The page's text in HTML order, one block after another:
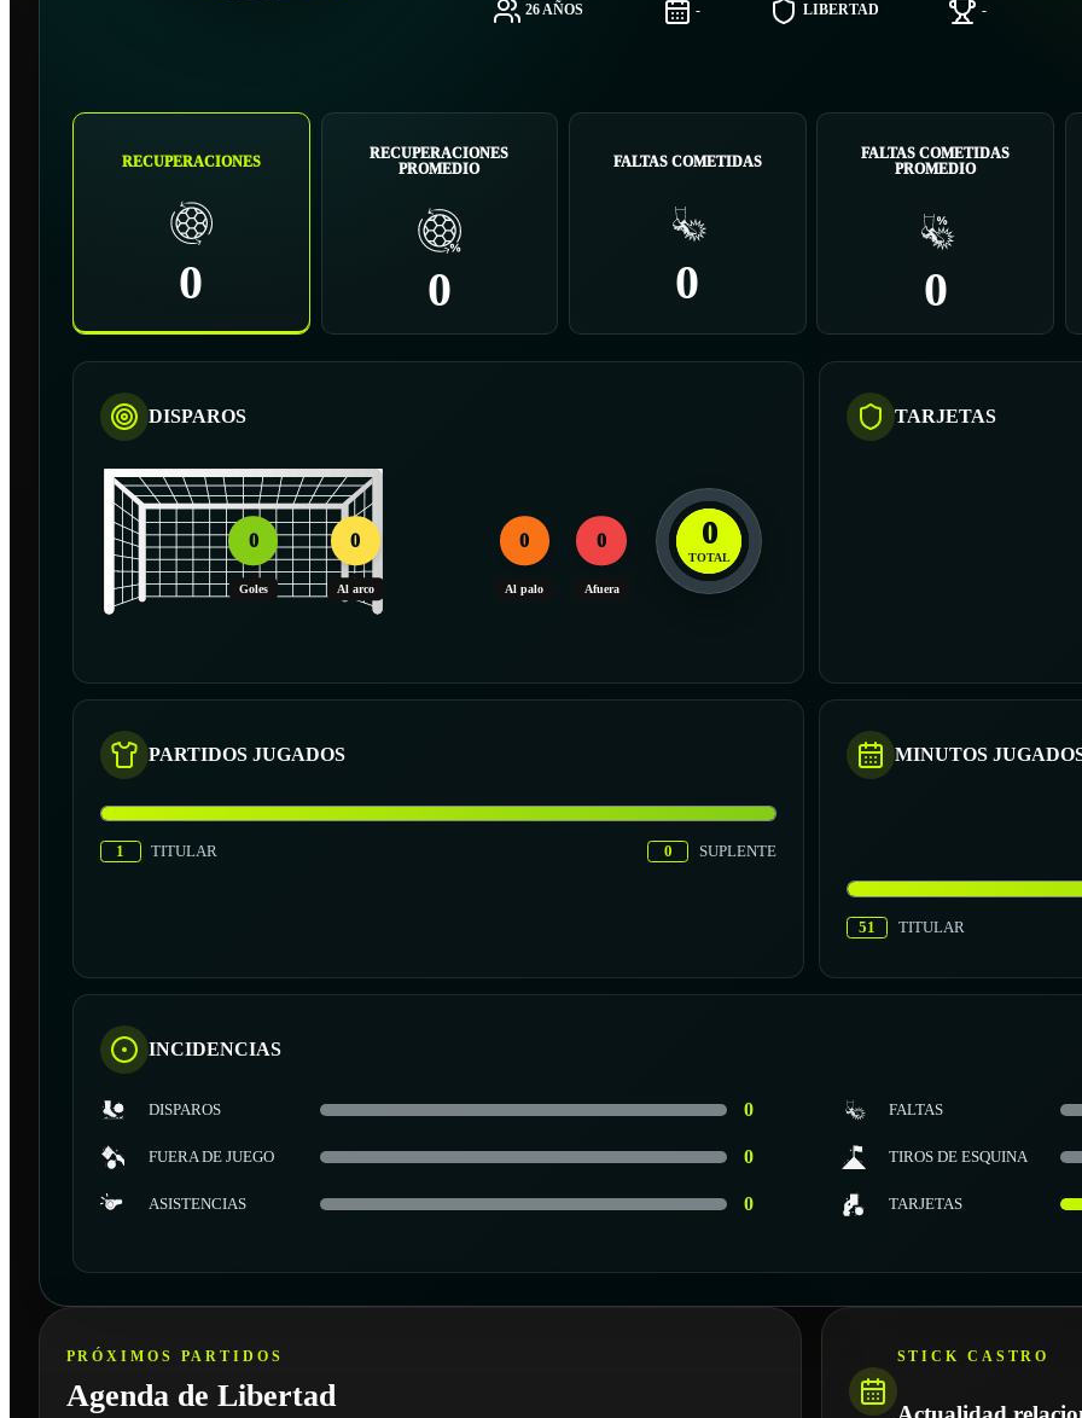
26 AÑOS - LIBERTAD -
RECUPERACIONES
0
RECUPERACIONES
PROMEDIO
0
FALTAS COMETIDAS
0
FALTAS COMETIDAS
PROMEDIO
0
DISPAROS
0
Goles
0
Al arco
0
Al palo
0
Afuera
0
TOTAL
TARJETAS
PARTIDOS JUGADOS
1 TITULAR 0 SUPLENTE
MINUTOS
51 TITULAR
INCIDENCIAS
DISPAROS 0 FALTAS
FUERA DE JUEGO 0 TIROS DE ESQUINA
ASISTENCIAS 0 TARJETAS
PRÓXIMOS PARTIDOS
Agenda de Libertad
STICK CASTRO